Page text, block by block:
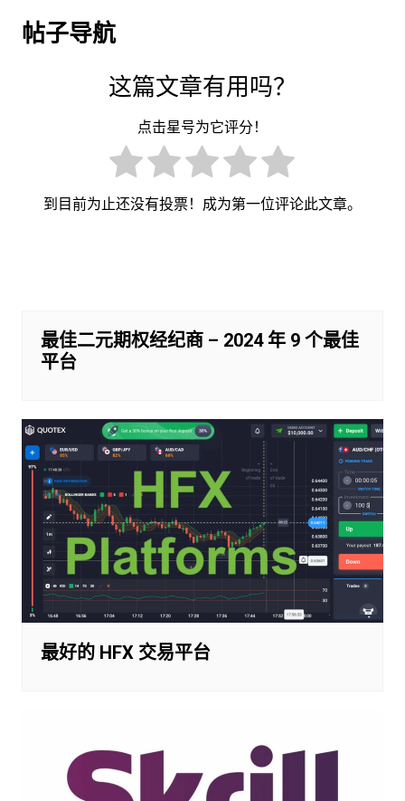
帖子导航
这篇文章有用吗？
点击星号为它评分！
到目前为止还没有投票！成为第一位评论此文章。
航最佳二元期权经纪商 – 2024 年 9 个最佳
平台
最好的 HFX 交易平台